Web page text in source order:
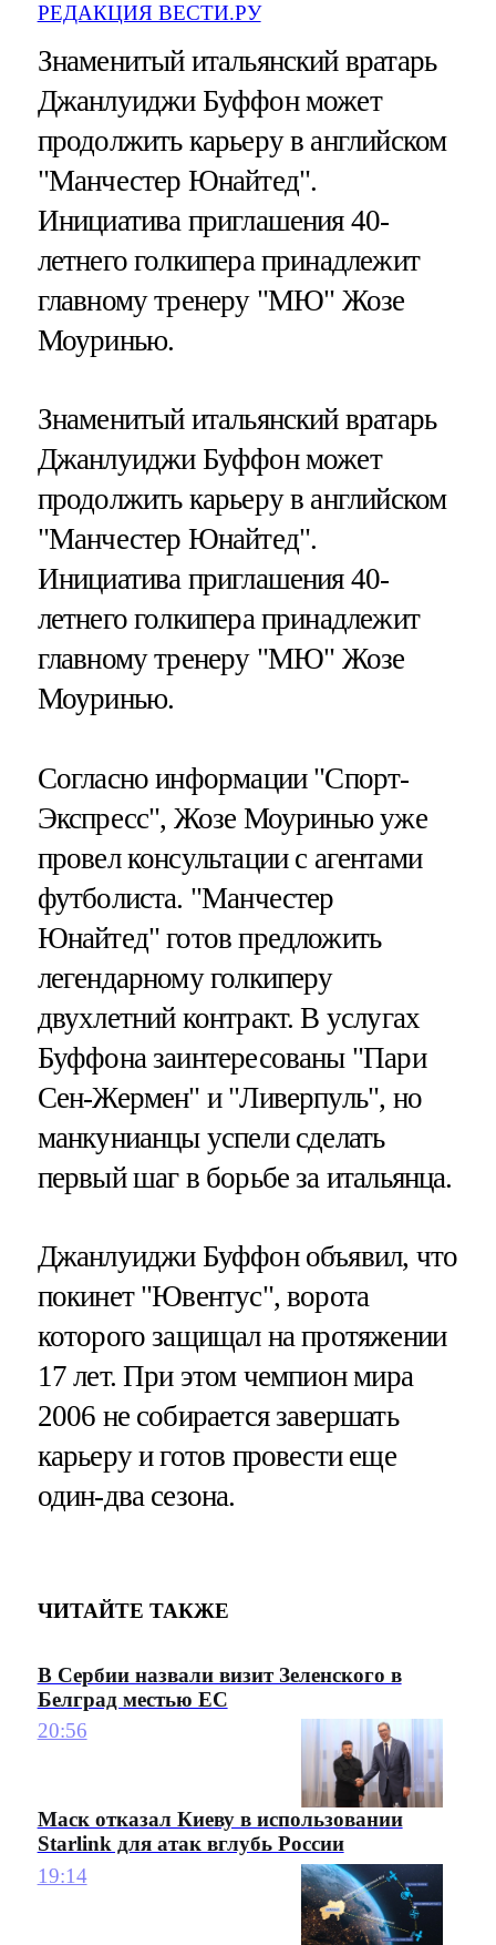
РЕДАКЦИЯ ВЕСТИ.РУ
Знаменитый итальянский вратарь
Джанлуиджи Буффон может
продолжить карьеру в английском
"Манчестер Юнайтед".
Инициатива приглашения 40-
летнего голкипера принадлежит
главному тренеру "МЮ" Жозе
Моуринью.
Знаменитый итальянский вратарь
Джанлуиджи Буффон может
продолжить карьеру в английском
"Манчестер Юнайтед".
Инициатива приглашения 40-
летнего голкипера принадлежит
главному тренеру "МЮ" Жозе
Моуринью.
Согласно информации "Спорт-
Экспресс", Жозе Моуринью уже
провел консультации с агентами
футболиста. "Манчестер
Юнайтед" готов предложить
легендарному голкиперу
двухлетний контракт. В услугах
Буффона заинтересованы "Пари
Сен-Жермен" и "Ливерпуль", но
манкунианцы успели сделать
первый шаг в борьбе за итальянца.
Джанлуиджи Буффон объявил, что
покинет "Ювентус", ворота
которого защищал на протяжении
17 лет. При этом чемпион мира
2006 не собирается завершать
карьеру и готов провести еще
один-два сезона.
ЧИТАЙТЕ ТАКЖЕ
В Сербии назвали визит Зеленского в
Белград местью ЕС
20:56
Маск отказал Киеву в использовании
Starlink для атак вглубь России
19:14